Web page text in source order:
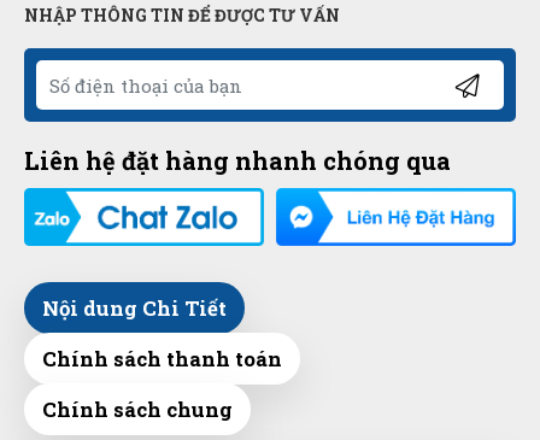
NHẬP THÔNG TIN ĐỂ ĐƯỢC TƯ VẤN
Liên hệ đặt hàng nhanh chóng qua
Nội dung Chi Tiết
Chính sách thanh toán
Chính sách chung